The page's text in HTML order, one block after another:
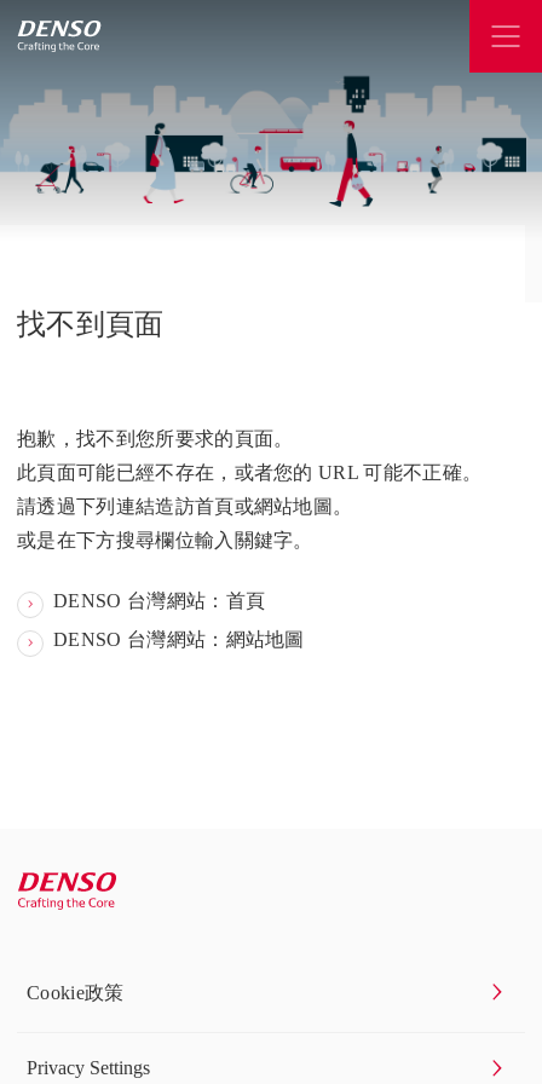
找不到頁面
抱歉，找不到您所要求的頁面。
此頁面可能已經不存在，或者您的 URL 可能不正確。
請透過下列連結造訪首頁或網站地圖。
或是在下方搜尋欄位輸入關鍵字。
DENSO 台灣網站：首頁
DENSO 台灣網站：網站地圖
Cookie政策
Privacy Settings